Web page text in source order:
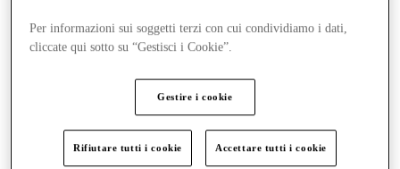
Per informazioni sui soggetti terzi con cui condividiamo i dati,
cliccate qui sotto su “Gestisci i Cookie”.
Gestire i cookie
Rifiutare tutti i cookie Accettare tutti i cookie